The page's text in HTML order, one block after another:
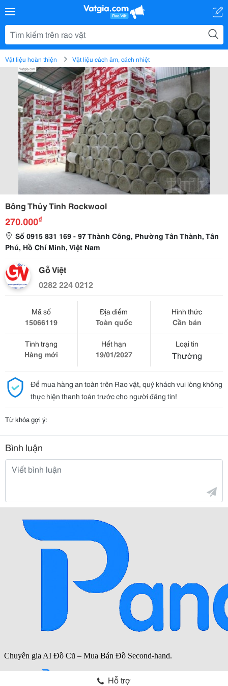
Vật liệu hoàn thiện Vật liệu cách âm, cách nhiệt
Bông Thủy Tinh Rockwool
270.000₫
Số 0915 831 169 - 97 Thành Công, Phường Tân Thành, Tân
Phú, Hồ Chí Minh, Việt Nam
Gỗ Việt
0282 224 0212
Mã số
15066119
Địa điểm
Toàn quốc
Hình thức
Cần bán
Tình trạng
Hàng mới
Hết hạn
19/01/2027
Loại tin
Thường
Để mua hàng an toàn trên Rao vặt, quý khách vui lòng không
thực hiện thanh toán trước cho người đăng tin!
Từ khóa gợi ý:
Bình luận
Hỗ trợ